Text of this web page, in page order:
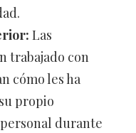
Las
trabajado con
cómo les ha
propio
durante